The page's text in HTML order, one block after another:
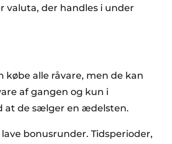
valuta, der handles i under
købe alle råvare, men de kan
af gangen og kun i
at de sælger en ædelsten.
bonusrunder. Tidsperioder,